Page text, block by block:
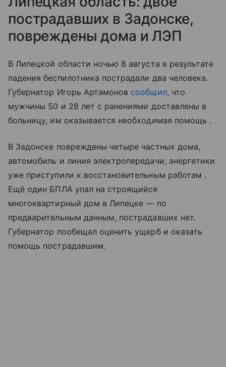
пострадавших в Задонске,
повреждены дома и ЛЭП
В Липецкой области ночью 8 августа в результате
падения беспилотника пострадали два человека.
Губернатор Игорь Артамонов сообщил, что
мужчины 50 и 28 лет с ранениями доставлены в
больницу, им оказывается необходимая помощь .
В Задонске повреждены четыре частных дома,
автомобиль и линия электропередачи, энергетики
уже приступили к восстановительным работам .
Ещё один БПЛА упал на строящийся
многоквартирный дом в Липецке — по
предварительным данным, пострадавших нет.
Губернатор пообещал оценить ущерб и оказать
помощь пострадавшим.